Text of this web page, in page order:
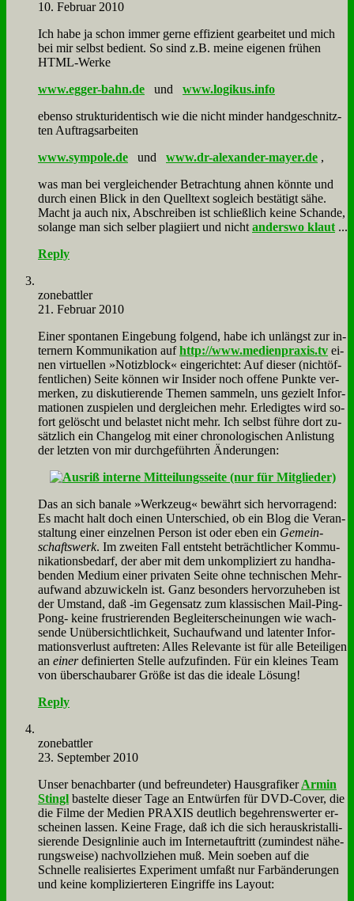
10. Februar 2010
Ich ha­be ja schon im­mer ger­ne ef­fi­zi­ent ge­ar­bei­tet und mich
bei mir selbst be­dient. So sind z.B. mei­ne ei­ge­nen frü­hen
HTML-Wer­ke
www.egger-bahn.de und www.logikus.info
eben­so struk­tur­iden­tisch wie die nicht min­der hand­ge­schnitz­
ten Auf­trags­ar­bei­ten
www.sympole.de und www.dr-alexander-mayer.de ,
was man bei ver­glei­chen­der Be­trach­tung ah­nen könn­te und
durch ei­nen Blick in den Quell­text so­gleich be­stä­tigt sä­he.
Macht ja auch nix, Ab­schrei­ben ist schließ­lich kei­ne Schan­de,
so­lan­ge man sich sel­ber pla­gi­iert und nicht an­ders­wo klaut ...
Reply
zone­batt­ler
21. Februar 2010
Ei­ner spon­ta­nen Ein­ge­bung fol­gend, ha­be ich un­längst zur in­
ter­nern Kom­mu­ni­ka­ti­on aufhttp://www.medienpraxis.tv ei­
nen vir­tu­el­len »No­tiz­block« ein­ge­rich­tet: Auf die­ser (nicht­öf­
fent­li­chen) Sei­te kön­nen wir In­si­der noch of­fe­ne Punk­te ver­
mer­ken, zu dis­ku­tie­ren­de The­men sam­meln, uns ge­zielt In­for­
ma­tio­nen zu­spie­len und der­glei­chen mehr. Er­le­dig­tes wird so­
fort ge­löscht und be­la­stet nicht mehr. Ich selbst füh­re dort zu­
sätz­lich ein Ch­an­ge­log mit ei­ner chro­no­lo­gi­schen An­li­stung
der letz­ten von mir durch­ge­führ­ten Än­de­run­gen:
Das an sich ba­na­le »Werk­zeug« be­währt sich her­vor­ra­gend:
Es macht halt doch ei­nen Un­ter­schied, ob ein Blog die Ver­an­
stal­tung ei­ner ein­zel­nen Per­son ist oder eben ein Ge­mein­
schafts­werk. Im zwei­ten Fall ent­steht be­trächt­li­cher Kom­mu­
ni­ka­ti­ons­be­darf, der aber mit dem un­kom­pli­ziert zu hand­ha­
ben­den Me­di­um ei­ner pri­va­ten Sei­te oh­ne tech­ni­schen Mehr­
auf­wand ab­zu­wickeln ist. Ganz be­son­ders her­vor­zu­he­ben ist
der Um­stand, daß ‑im Ge­gen­satz zum klas­si­schen Mail-Ping-
Pong- kei­ne fru­strie­ren­den Be­gleit­erschei­nun­gen wie wach­
sen­de Un­über­sicht­lich­keit, Such­auf­wand und la­ten­ter In­for­
ma­ti­ons­ver­lust auf­tre­ten: Al­les Re­le­van­te ist für al­le Be­tei­li­gen
an ei­nerde­fi­nier­ten Stel­le auf­zu­fin­den. Für ein klei­nes Team
von über­schau­ba­rer Grö­ße ist das die idea­le Lö­sung!
Reply
zone­batt­ler
23. September 2010
Un­ser be­nach­bar­ter (und be­freun­de­ter) Haus­gra­fi­kerAr­min
Stingl ba­stel­te die­ser Ta­ge an Ent­wür­fen für DVD-Co­ver, die
die Fil­me der Me­di­en PRAXIS deut­lich be­geh­rens­wer­ter er­
schei­nen las­sen. Kei­ne Fra­ge, daß ich die sich her­aus­kri­stal­li­
sie­ren­de De­sign­li­nie auch im In­ter­net­auf­tritt (zu­min­dest nä­he­
rungs­wei­se) nach­voll­zie­hen muß. Mein so­eben auf die
Schnel­le rea­li­sier­tes Ex­pe­ri­ment um­faßt nur Farb­än­de­run­gen
und kei­ne kom­pli­zier­te­ren Ein­grif­fe ins Lay­out: